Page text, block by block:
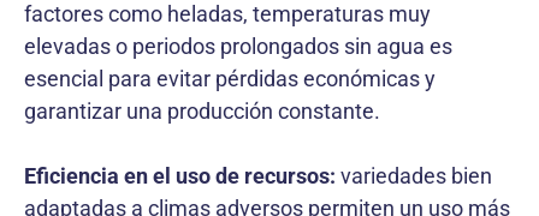
factores como heladas, temperaturas muy
elevadas o periodos prolongados sin agua es
esencial para evitar pérdidas económicas y
garantizar una producción constante.
Eficiencia en el uso de recursos: variedades bien
adaptadas a climas adversos permiten un uso más